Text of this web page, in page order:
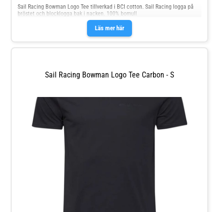
Läs mer här
Sail Racing Bowman Logo Tee tillverkad i BCI cotton. Sail Racing logga på
bröstet och blocklogga bak i nacken. 100% bomull
Sail Racing Bowman Logo Tee Carbon - S